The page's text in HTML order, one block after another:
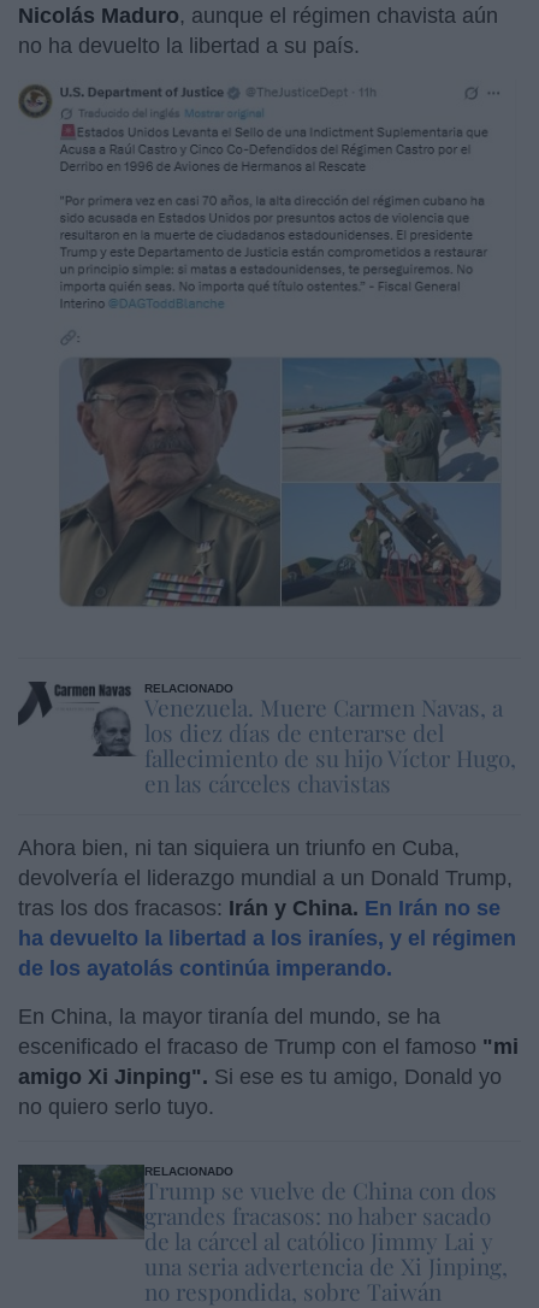
Nicolás Maduro, aunque el régimen chavista aún
no ha devuelto la libertad a su país.
RELACIONADO
Venezuela. Muere Carmen Navas, a
los diez días de enterarse del
fallecimiento de su hijo Víctor Hugo,
en las cárceles chavistas
Ahora bien, ni tan siquiera un triunfo en Cuba,
devolvería el liderazgo mundial a un Donald Trump,
tras los dos fracasos: Irán y China. En Irán no se
ha devuelto la libertad a los iraníes, y el régimen
de los ayatolás continúa imperando.
En China, la mayor tiranía del mundo, se ha
escenificado el fracaso de Trump con el famoso "mi
amigo Xi Jinping". Si ese es tu amigo, Donald yo
no quiero serlo tuyo.
RELACIONADO
Trump se vuelve de China con dos
grandes fracasos: no haber sacado
de la cárcel al católico Jimmy Lai y
una seria advertencia de Xi Jinping,
no respondida, sobre Taiwán